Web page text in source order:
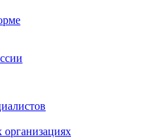
организациях